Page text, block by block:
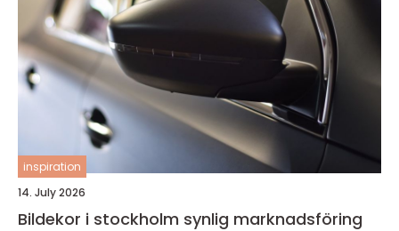
inspiration
14. July 2026
Bildekor i stockholm synlig marknadsföring